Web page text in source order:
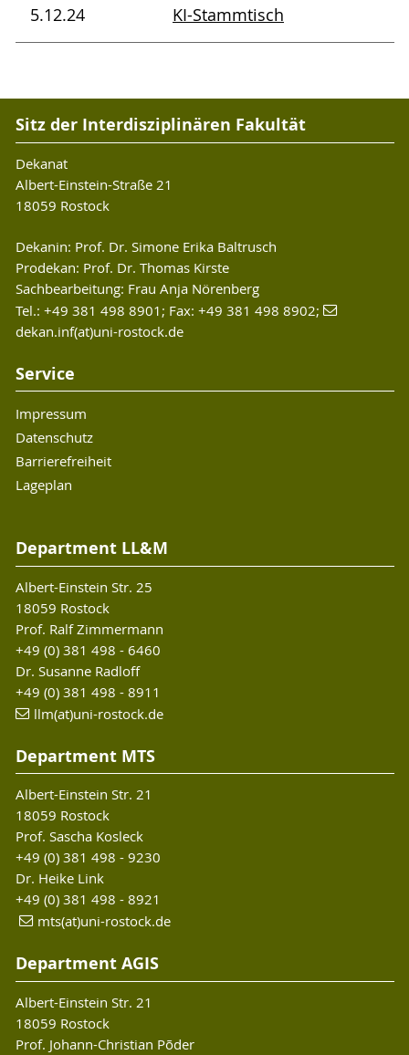
5.12.24 KI-Stammtisch
Sitz der Interdisziplinären Fakultät
Dekanat
Albert-Einstein-Straße 21
18059 Rostock
Dekanin: Prof. Dr. Simone Erika Baltrusch
Prodekan: Prof. Dr. Thomas Kirste
Sachbearbeitung: Frau Anja Nörenberg
Tel.: +49 381 498 8901; Fax: +49 381 498 8902;
dekan.inf(at)uni-rostock.de
Service
Impressum
Datenschutz
Barrierefreiheit
Lageplan
Department LL&M
Albert-Einstein Str. 25
18059 Rostock
Prof. Ralf Zimmermann
+49 (0) 381 498 - 6460
Dr. Susanne Radloff
+49 (0) 381 498 - 8911
llm(at)uni-rostock.de
Department MTS
Albert-Einstein Str. 21
18059 Rostock
Prof. Sascha Kosleck
+49 (0) 381 498 - 9230
Dr. Heike Link
+49 (0) 381 498 - 8921
mts(at)uni-rostock.de
Department AGIS
Albert-Einstein Str. 21
18059 Rostock
Prof. Johann-Christian Põder